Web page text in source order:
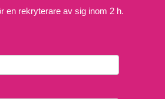
en rekryterare av sig inom 2 h.